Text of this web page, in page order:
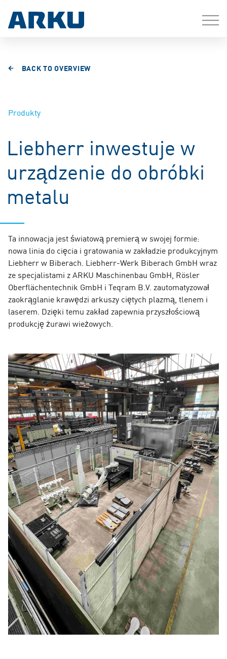
BACK TO OVERVIEW
Produkty
Liebherr inwestuje w
urządzenie do obróbki
metalu
Ta innowacja jest światową premierą w swojej formie:
nowa linia do cięcia i gratowania w zakładzie produkcyjnym
Liebherr w Biberach. Liebherr-Werk Biberach GmbH wraz
ze specjalistami z ARKU Maschinenbau GmbH, Rösler
Oberflächentechnik GmbH i Teqram B.V. zautomatyzował
zaokrąglanie krawędzi arkuszy ciętych plazmą, tlenem i
laserem. Dzięki temu zakład zapewnia przyszłościową
produkcję żurawi wieżowych.